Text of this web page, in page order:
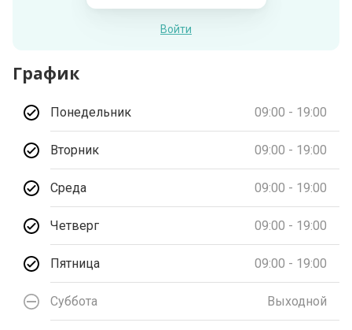
Войти
График
Понедельник 09:00 - 19:00
Вторник 09:00 - 19:00
Среда 09:00 - 19:00
Четверг 09:00 - 19:00
Пятница 09:00 - 19:00
Суббота Выходной